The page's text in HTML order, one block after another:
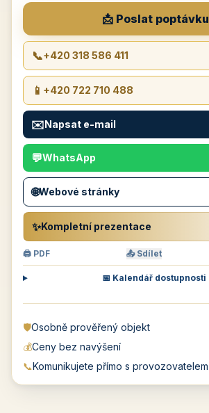
📩 Poslat poptávku
📞+420 318 586 411
📱 +420 722 710 488
✉️Napsat e-mail
💬WhatsApp
🌐Webové stránky
✨Kompletní prezentace
🖨 PDF 📤 Sdílet
📅 Kalendář dostupnosti
🛡️Osobně prověřený objekt
💰Ceny bez navýšení
📞Komunikujete přímo s provozovatelem